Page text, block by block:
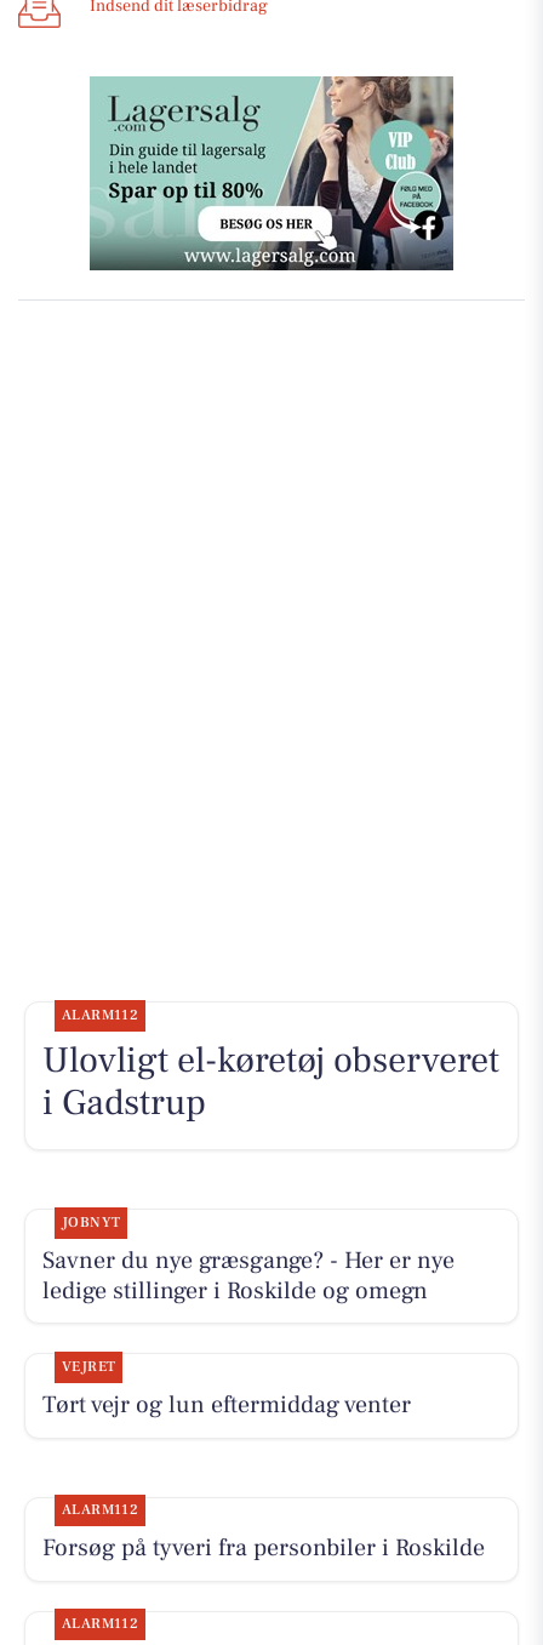
Indsend dit læserbidrag
ALARM112
Ulovligt el-køretøj observeret
i Gadstrup
JOBNYT
Savner du nye græsgange? - Her er nye
ledige stillinger i Roskilde og omegn
VEJRET
Tørt vejr og lun eftermiddag venter
ALARM112
Forsøg på tyveri fra personbiler i Roskilde
ALARM112